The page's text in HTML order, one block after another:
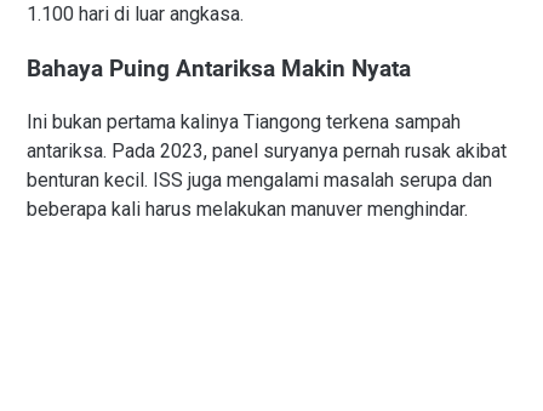
1.100 hari di luar angkasa.
Bahaya Puing Antariksa Makin Nyata
Ini bukan pertama kalinya Tiangong terkena sampah
antariksa. Pada 2023, panel suryanya pernah rusak akibat
benturan kecil. ISS juga mengalami masalah serupa dan
beberapa kali harus melakukan manuver menghindar.